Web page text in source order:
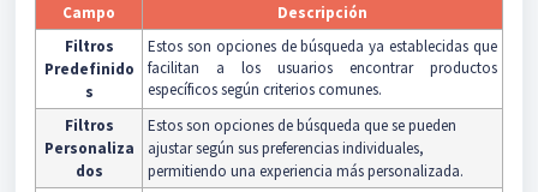
Campo
Descripción
Filtros
Predefinido
s
Estos son opciones de búsqueda ya establecidas que
facilitan a los usuarios encontrar productos
específicos según criterios comunes.
Filtros
Personaliza
dos
Estos son opciones de búsqueda que se pueden
ajustar según sus preferencias individuales,
permitiendo una experiencia más personalizada.